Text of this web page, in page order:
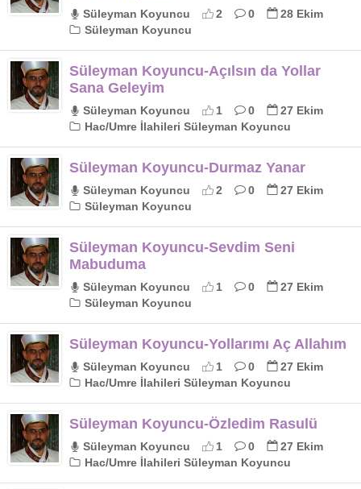
Süleyman Koyuncu 2 0
28 Ekim
Süleyman Koyuncu
Süleyman Koyuncu-Açılsın da Yollar
Sana Geleyim
Süleyman Koyuncu 1 0
27 Ekim
Hac/Umre İlahileri Süleyman Koyuncu
Süleyman Koyuncu-Durmaz Yanar
Süleyman Koyuncu 2 0
27 Ekim
Süleyman Koyuncu
Süleyman Koyuncu-Sevdim Seni
Mabuduma
Süleyman Koyuncu 1 0
27 Ekim
Süleyman Koyuncu
Süleyman Koyuncu-Yollarımı Aç Allahım
Süleyman Koyuncu 1 0
27 Ekim
Hac/Umre İlahileri Süleyman Koyuncu
Süleyman Koyuncu-Özledim Rasulü
Süleyman Koyuncu 1 0
27 Ekim
Hac/Umre İlahileri Süleyman Koyuncu